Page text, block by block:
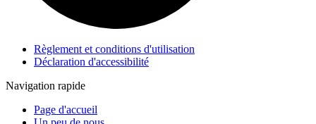
Règlement et conditions d'utilisation
Déclaration d'accessibilité
Navigation rapide
Page d'accueil